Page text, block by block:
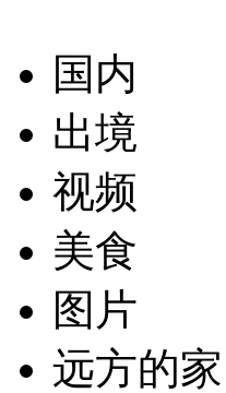
国内
出境
视频
美食
图片
远方的家